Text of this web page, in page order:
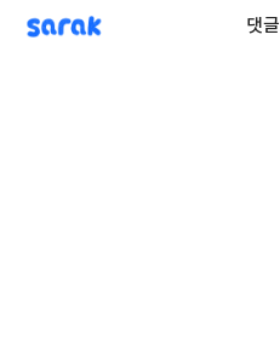
sarak 댓글